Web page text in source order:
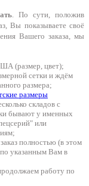
. По сути, положив
Вы показываете своё
Вашего заказа, мы
(размер, цвет);
сетки и ждём
размера;
размеры
складов с
бывают у именных
или
полностью (в этом
по указанным Вам в
работу по